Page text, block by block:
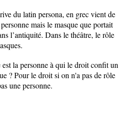
du latin persona, en grec vient de
mais le masque que portait
l’antiquité. Dans le théâtre, le rôle
la personne à qui le droit confit un
? Pour le droit si on n'a pas de rôle
une personne.